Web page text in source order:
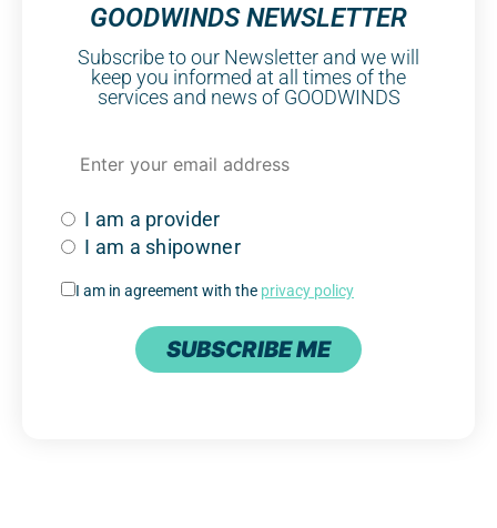
GOODWINDS NEWSLETTER
Subscribe to our Newsletter and we will
keep you informed at all times of the
services and news of GOODWINDS
I am a provider
I am a shipowner
I am in agreement with the privacy policy
SUBSCRIBE ME